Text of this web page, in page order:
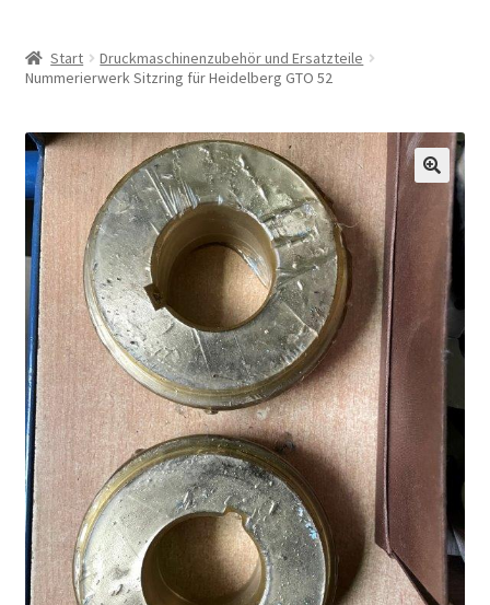
Start
Druckmaschinenzubehör und Ersatzteile
Nummerierwerk Sitzring für Heidelberg GTO 52